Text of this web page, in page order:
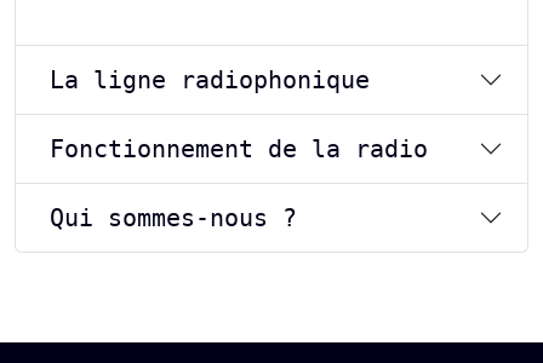
La ligne radiophonique
Fonctionnement de la radio
Qui sommes-nous ?